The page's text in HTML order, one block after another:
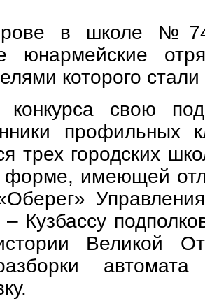
в школе №74
юнармейские
которого
свою
профильных
трех городских
форме, имеющей
– Кузбассу
Великой
разборки